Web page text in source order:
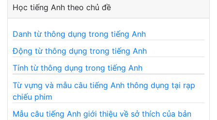
Học tiếng Anh theo chủ đề
Danh từ thông dụng trong tiếng Anh
Động từ thông dụng trong tiếng Anh
Tính từ thông dụng trong tiếng Anh
Từ vựng và mẫu câu tiếng Anh thông dụng tại rạp
chiếu phim
Mẫu câu tiếng Anh giới thiệu về sở thích của bản